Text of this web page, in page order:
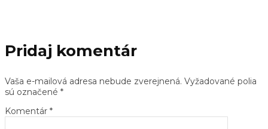
Pridaj komentár
Vaša e-mailová adresa nebude zverejnená. Vyžadované polia
sú označené *
Komentár *